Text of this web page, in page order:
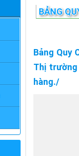
BẢNG
Bảng Quy
Thị trường
hàng./